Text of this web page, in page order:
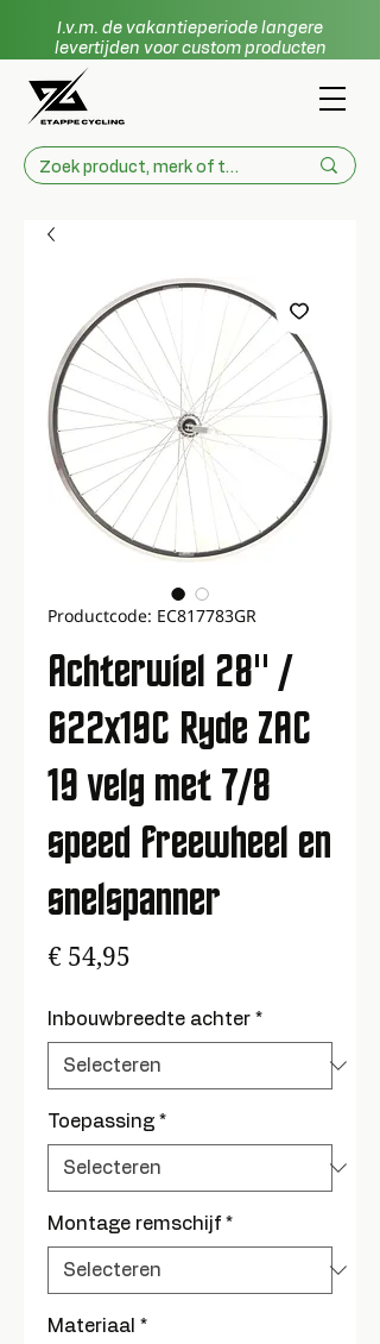
I.v.m. de vakantieperiode langere
levertijden voor custom producten
Productcode: EC817783GR
Achterwiel 28" /
622x19C Ryde ZAC
19 velg met 7/8
speed freewheel en
snelspanner
€ 54,95
Inbouwbreedte achter *
Toepassing *
Montage remschijf *
Materiaal *